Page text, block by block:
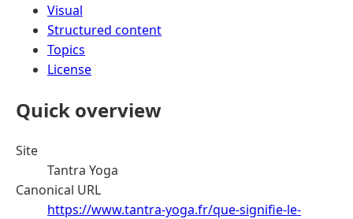
Visual
Structured content
Topics
License
Quick overview
Site
Tantra Yoga
Canonical URL
https://www.tantra-yoga.fr/que-signifie-le-